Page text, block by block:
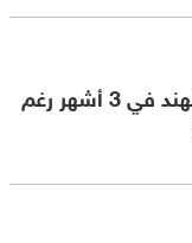
%8.2 نمو اقتصادي للهند في 3 أشهر رغم